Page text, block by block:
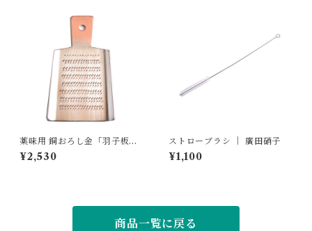
薬味用 銅おろし金「羽子板」
｜ 大矢製作所
¥2,530
ストローブラシ ｜ 廣田硝子
¥1,100
商品一覧に戻る